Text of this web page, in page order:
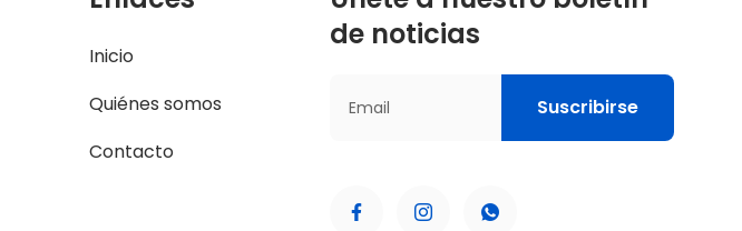
Inicio
Quiénes somos
Contacto
de noticias
Suscribirse